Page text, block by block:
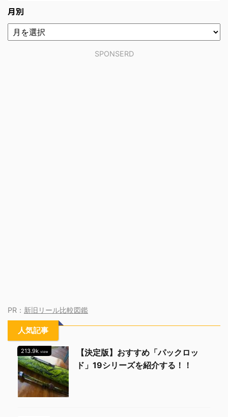
月別
SPONSERD
PR： 新旧リール比較図鑑
人気記事
213.9k view
【決定版】おすすめ「パックロッ
ド」19シリーズを紹介する！！